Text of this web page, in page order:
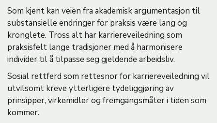
Som kjent kan veien fra akademisk argumentasjon til
substansielle endringer for praksis være lang og
kronglete. Tross alt har karriereveiledning som
praksisfelt lange tradisjoner med å harmonisere
individer til å tilpasse seg gjeldende arbeidsliv.
Sosial rettferd som rettesnor for karriereveiledning vil
utvilsomt kreve ytterligere tydeliggjøring av
prinsipper, virkemidler og fremgangsmåter i tiden som
kommer.